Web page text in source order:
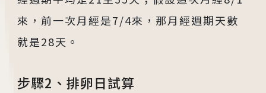
來，前一次月經是7/4來，那月經週期天數
就是28天。
步驟2、排卵日試算